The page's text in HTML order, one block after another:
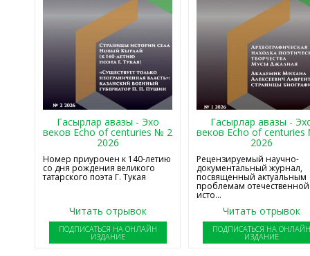
Гасырлар авазы - Эхо
веков Echo of centuries № 2
2026
Номер приурочен к 140-летию
со дня рождения великого
татарского поэта Г. Тукая
Читать отрывок
ПОДПИСАТЬСЯ НА ОНЛАЙН
ИЗДАНИЕ
Гасырлар авазы -
веков Echo of
2026
Рецензируемый научно-
документальный журнал,
посвященный актуальным
проблемам отечественной
исто...
Читать отрывок
ПОДПИСАТЬСЯ НА
ИЗДАНИЕ